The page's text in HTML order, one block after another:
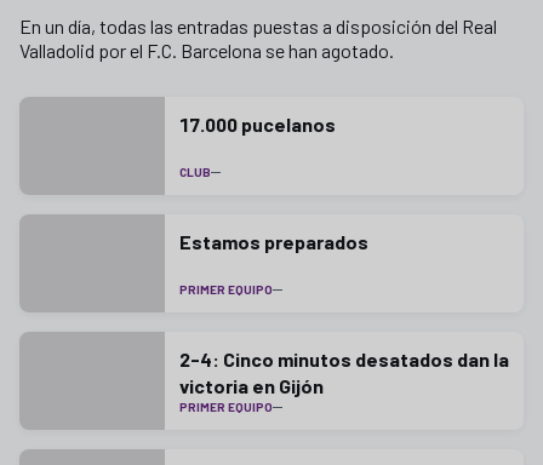
En un día, todas las entradas puestas a disposición del Real
Valladolid por el F.C. Barcelona se han agotado.
17.000 pucelanos
CLUB
Estamos preparados
PRIMER EQUIPO
2-4: Cinco minutos desatados dan la
victoria en Gijón
PRIMER EQUIPO